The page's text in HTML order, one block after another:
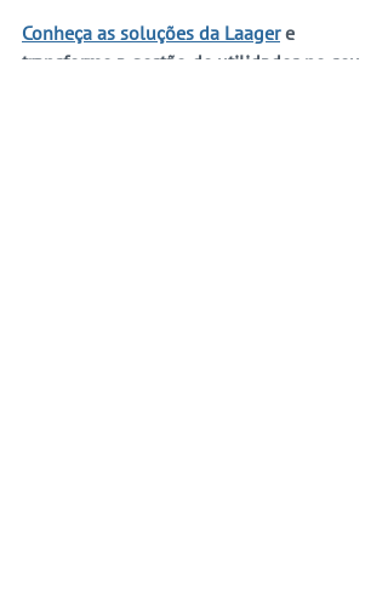
Conheça as soluções da Laager e
transforme a gestão de utilidades no seu